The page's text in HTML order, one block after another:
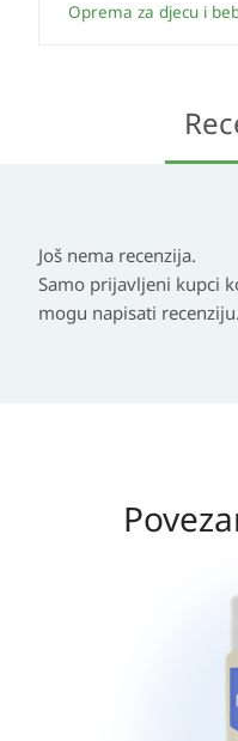
Oprema za djecu i
Još nema recenzija.
Samo prijavljeni kupci
mogu napisati recenziju.